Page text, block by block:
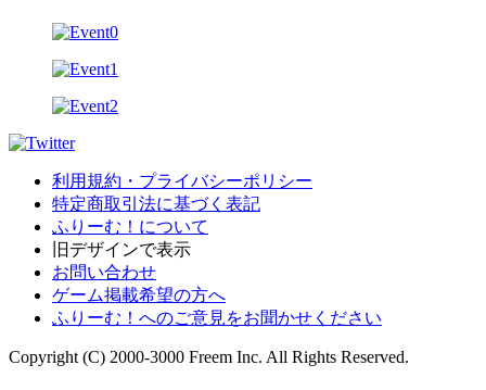
利用規約・プライバシーポリシー
特定商取引法に基づく表記
ふりーむ！について
旧デザインで表示
お問い合わせ
ゲーム掲載希望の方へ
ふりーむ！へのご意見をお聞かせください
Copyright (C) 2000-3000 Freem Inc. All Rights Reserved.